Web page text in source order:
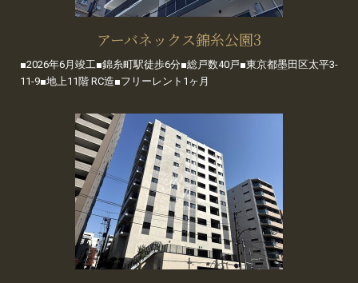
アーバネックス錦糸公園3
■2026年6月竣工■錦糸町駅徒歩6分■総戸数40戸■東京都墨田区太平3-
11-9■地上11階 RC造■フリーレント1ヶ月